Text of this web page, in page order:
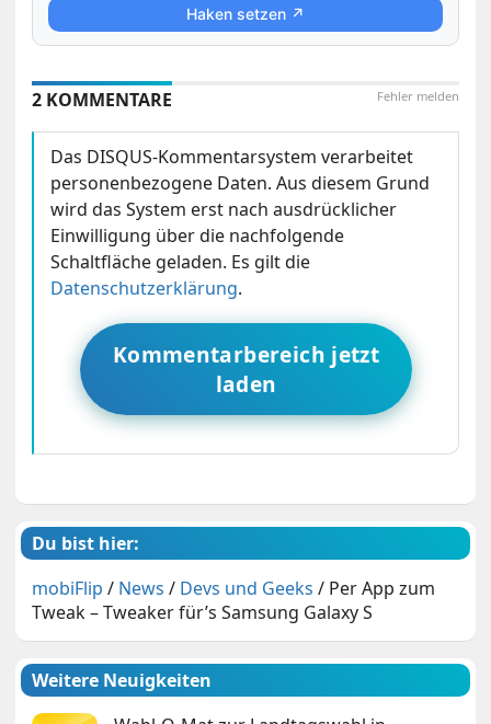
Haken setzen ↗
Fehler melden
2 KOMMENTARE
Das DISQUS-Kommentarsystem verarbeitet
personenbezogene Daten. Aus diesem Grund
wird das System erst nach ausdrücklicher
Einwilligung über die nachfolgende
Schaltfläche geladen. Es gilt die
Datenschutzerklärung.
Kommentarbereich jetzt
laden
Du bist hier:
mobiFlip / News / Devs und Geeks / Per App zum
Tweak – Tweaker für’s Samsung Galaxy S
Weitere Neuigkeiten